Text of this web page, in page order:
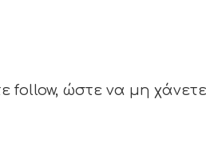
follow, ώστε να μη